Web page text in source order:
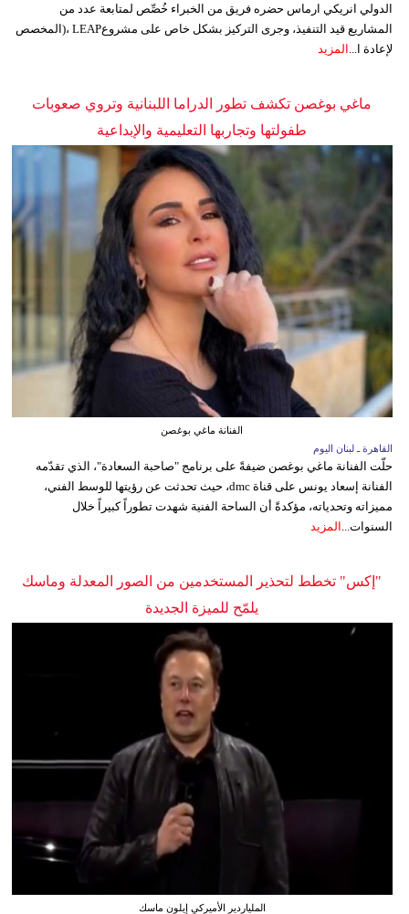
الدولي انريكي ارماس حضره فريق من الخبراء خُصِّص لمتابعة عدد من
المشاريع قيد التنفيذ، وجرى التركيز بشكل خاص على مشروعLEAP ،(المخصص
لإعادة ا... المزيد
ماغي بوغصن تكشف تطور الدراما اللبنانية وتروي صعوبات
طفولتها وتجاربها التعليمية والإبداعية
الفنانة ماغي بوغصن
القاهرة ـ لبنان اليوم
حلّت الفنانة ماغي بوغصن ضيفةً على برنامج "صاحبة السعادة"، الذي تقدّمه
الفنانة إسعاد يونس على قناة dmc، حيث تحدثت عن رؤيتها للوسط الفني،
مميزاته وتحدياته، مؤكدةً أن الساحة الفنية شهدت تطوراً كبيراً خلال
السنوات... المزيد
"إكس" تخطط لتحذير المستخدمين من الصور المعدلة وماسك
يلمّح للميزة الجديدة
الملياردير الأميركي إيلون ماسك